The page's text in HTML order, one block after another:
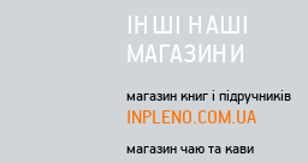
ІНШІ НАШІ
МАГАЗИНИ
магазин книг і підручників
INPLENO.COM.UA
магазин чаю та кави